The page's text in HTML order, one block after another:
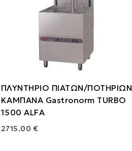
ΠΛΥΝΤΗΡΙΟ ΠΙΑΤΩΝ/ΠΟΤΗΡΙΩΝ
ΚΑΜΠΑΝΑ Gastronorm TURBO
1500 ALFA
2715.00 €